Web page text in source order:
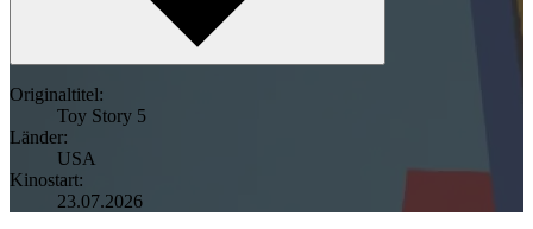
Originaltitel:
Toy Story 5
Länder:
USA
Kinostart:
23.07.2026